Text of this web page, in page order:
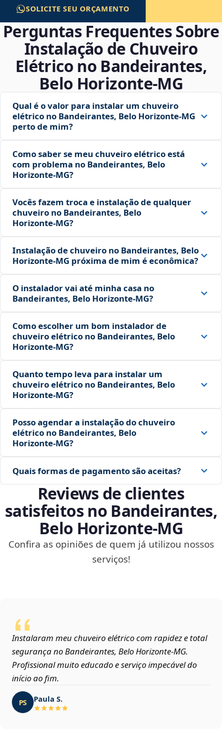
SOLICITE SEU ORÇAMENTO
Perguntas Frequentes Sobre
Instalação de Chuveiro
Elétrico no Bandeirantes,
Belo Horizonte‑MG
Qual é o valor para instalar um chuveiro
elétrico no Bandeirantes, Belo Horizonte‑MG
perto de mim?
Como saber se meu chuveiro elétrico está
com problema no Bandeirantes, Belo
Horizonte‑MG?
Vocês fazem troca e instalação de qualquer
chuveiro no Bandeirantes, Belo
Horizonte‑MG?
Instalação de chuveiro no Bandeirantes, Belo
Horizonte‑MG próxima de mim é econômica?
O instalador vai até minha casa no
Bandeirantes, Belo Horizonte‑MG?
Como escolher um bom instalador de
chuveiro elétrico no Bandeirantes, Belo
Horizonte‑MG?
Quanto tempo leva para instalar um
chuveiro elétrico no Bandeirantes, Belo
Horizonte‑MG?
Posso agendar a instalação do chuveiro
elétrico no Bandeirantes, Belo
Horizonte‑MG?
Quais formas de pagamento são aceitas?
Reviews de clientes
satisfeitos no Bandeirantes,
Belo Horizonte‑MG
Confira as opiniões de quem já utilizou nossos
serviços!
Instalaram meu chuveiro elétrico com rapidez e total
segurança no Bandeirantes, Belo Horizonte‑MG.
Profissional muito educado e serviço impecável do
início ao fim.
PS Paula S.